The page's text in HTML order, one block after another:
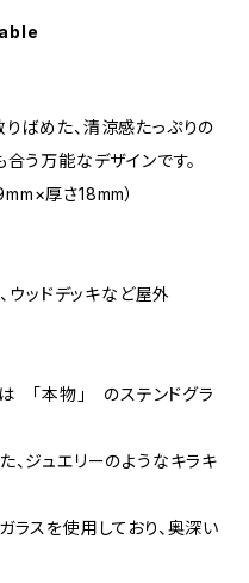
ばめた、清涼感たっぷりの
う万能なデザインです。
厚さ18mm）
ウッドデッキなど屋外
「本物」 のステンドグラ
、ジュエリーのようなキラキ
ラスを使用しており、奥深い